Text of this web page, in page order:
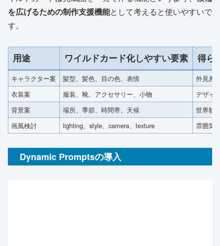
を広げるための制作支援機能として考えると使いやすいで
す。
用途 ワイルドカード化しやすい要素 得ら
キャラクター案 髪型、髪色、目の色、表情
外見差
衣装案
服装、靴、アクセサリー、小物
デザイ
背景案
場所、季節、時間帯、天候
世界観
画風検討
lighting、style、camera、texture 雰囲気
Dynamic Promptsの導入